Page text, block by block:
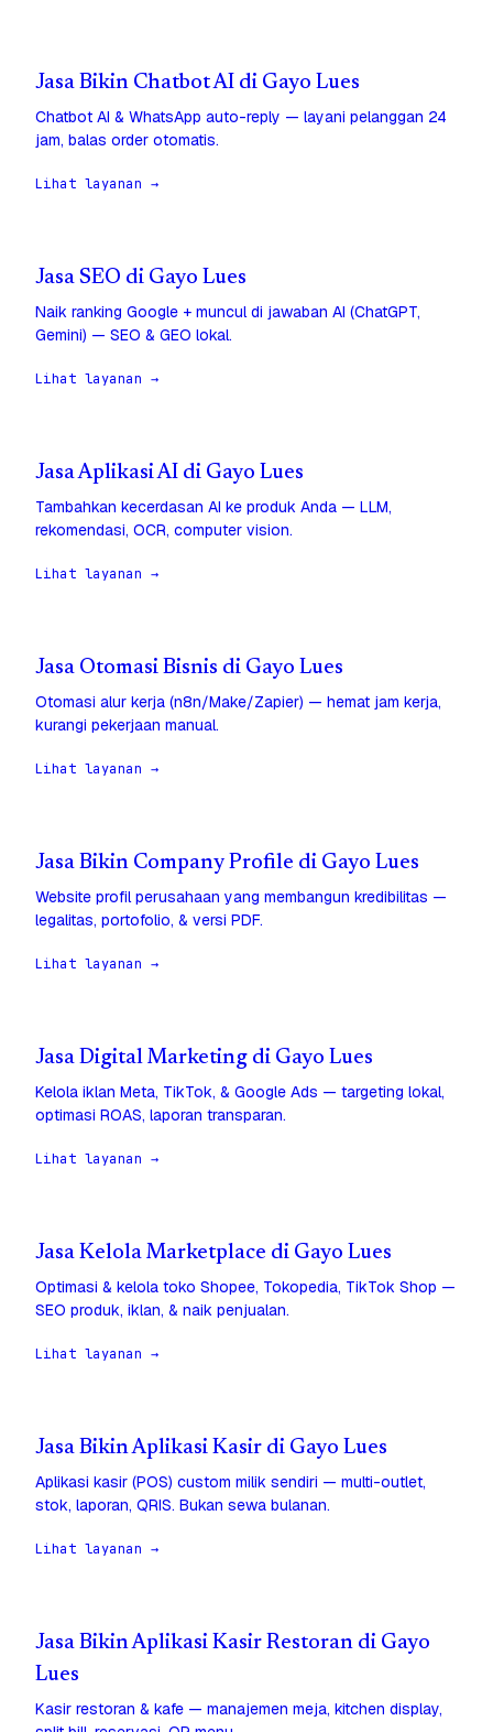
Jasa Bikin Chatbot AI di Gayo Lues
Chatbot AI & WhatsApp auto-reply — layani pelanggan 24
jam, balas order otomatis.
Lihat layanan →
Jasa SEO di Gayo Lues
Naik ranking Google + muncul di jawaban AI (ChatGPT,
Gemini) — SEO & GEO lokal.
Lihat layanan →
Jasa Aplikasi AI di Gayo Lues
Tambahkan kecerdasan AI ke produk Anda — LLM,
rekomendasi, OCR, computer vision.
Lihat layanan →
Jasa Otomasi Bisnis di Gayo Lues
Otomasi alur kerja (n8n/Make/Zapier) — hemat jam kerja,
kurangi pekerjaan manual.
Lihat layanan →
Jasa Bikin Company Profile di Gayo Lues
Website profil perusahaan yang membangun kredibilitas —
legalitas, portofolio, & versi PDF.
Lihat layanan →
Jasa Digital Marketing di Gayo Lues
Kelola iklan Meta, TikTok, & Google Ads — targeting lokal,
optimasi ROAS, laporan transparan.
Lihat layanan →
Jasa Kelola Marketplace di Gayo Lues
Optimasi & kelola toko Shopee, Tokopedia, TikTok Shop —
SEO produk, iklan, & naik penjualan.
Lihat layanan →
Jasa Bikin Aplikasi Kasir di Gayo Lues
Aplikasi kasir (POS) custom milik sendiri — multi-outlet,
stok, laporan, QRIS. Bukan sewa bulanan.
Lihat layanan →
Jasa Bikin Aplikasi Kasir Restoran di Gayo
Lues
Kasir restoran & kafe — manajemen meja, kitchen display,